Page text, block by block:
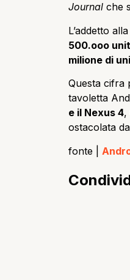
Journal che
L’addetto
500.ooo
milione di
Questa cifra
tavoletta
e il Nexus 4,
ostacolata
fonte |